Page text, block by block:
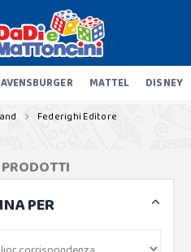
MATTEL DISNEY
Federighi Editore
PER